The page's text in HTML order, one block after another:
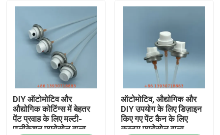
DIY ऑटोमोटिव और
औद्योगिक कोटिंग्स में बेहतर
पेंट प्रवाह के लिए मल्टी-
एप्लीकेशन एयरोसोल वाल्व
ऑटोमोटिव, औद्योगिक और
DIY उपयोग के लिए डिज़ाइन
किए गए पेंट कैन के लिए
कस्टम एयरोसोल वाल्व